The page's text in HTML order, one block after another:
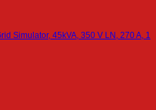
Simulator, 45kVA, 350 V LN, 270 A, 1